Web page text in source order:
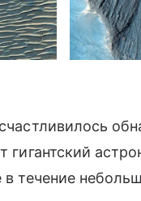
гигантский
в течение